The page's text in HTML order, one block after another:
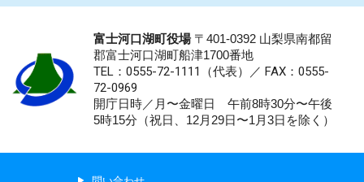
富士河口湖町役場〒401-0392 山梨県南都留
郡富士河口湖町船津1700番地
TEL：0555-72-1111 （代表）／ FAX：0555-
72-0969
開庁日時／月〜金曜日 午前8時30分〜午後
5時15分（祝日、12月29日〜1月3日を除く）